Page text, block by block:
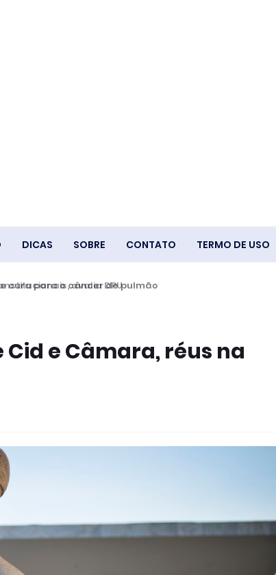
DICAS SOBRE CONTATO TERMO DE USO
para o câncer de pulmão
e Câmara, réus na